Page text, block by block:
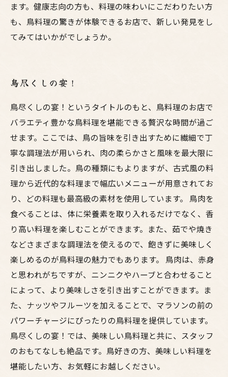
ます。健康志向の方も、料理の味わいにこだわりたい方
も、鳥料理の驚きが体験できるお店で、新しい発見をし
てみてはいかがでしょうか。
鳥尽くしの宴！
鳥尽くしの宴！というタイトルのもと、鳥料理のお店で
バラエティ豊かな鳥料理を堪能できる贅沢な時間が過ご
せます。ここでは、鳥の旨味を引き出すために繊細で丁
寧な調理法が用いられ、肉の柔らかさと風味を最大限に
引き出しました。鳥の種類にもよりますが、古式風の料
理から近代的な料理まで幅広いメニューが用意されてお
り、どの料理も最高級の素材を使用しています。 鳥肉を
食べることは、体に栄養素を取り入れるだけでなく、香
り高い料理を楽しむことができます。また、茹でや焼き
などさまざまな調理法を使えるので、飽きずに美味しく
楽しめるのが鳥料理の魅力でもあります。 鳥肉は、赤身
と思われがちですが、ニンニクやハーブと合わせること
によって、より美味しさを引き出すことができます。ま
た、ナッツやフルーツを加えることで、マラソンの前の
パワーチャージにぴったりの鳥料理を提供しています。
鳥尽くしの宴！では、美味しい鳥料理と共に、スタッフ
のおもてなしも絶品です。鳥好きの方、美味しい料理を
堪能したい方、お気軽にお越しください。